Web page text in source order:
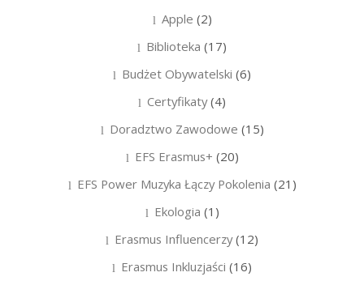
Apple (2)
Biblioteka (17)
Budżet Obywatelski (6)
Certyfikaty(4)
Doradztwo Zawodowe (15)
EFS Erasmus+ (20)
EFS Power Muzyka Łączy Pokolenia (21)
Ekologia (1)
Erasmus Influencerzy(12)
Erasmus Inkluzjaści (16)